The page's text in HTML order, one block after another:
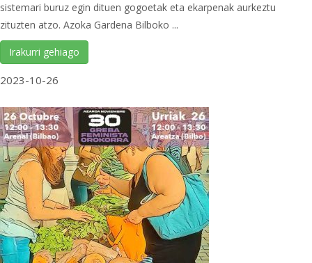
sistemari buruz egin dituen gogoetak eta ekarpenak aurkeztu
zituzten atzo. Azoka Gardena Bilboko ...
Irakurri gehiago
2023-10-26